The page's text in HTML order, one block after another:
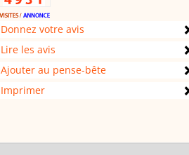
Donnez votre avis
Lire les avis
Ajouter au pense-bête
Imprimer